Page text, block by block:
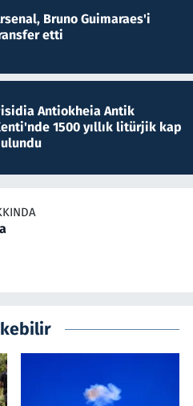
Bruno Guimaraes'i
etti
Antiokheia Antik
1500 yıllık litürjik kap